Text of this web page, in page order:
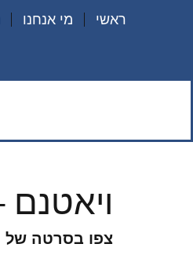
ראשי מי אנחנו
צפו בסרטה של